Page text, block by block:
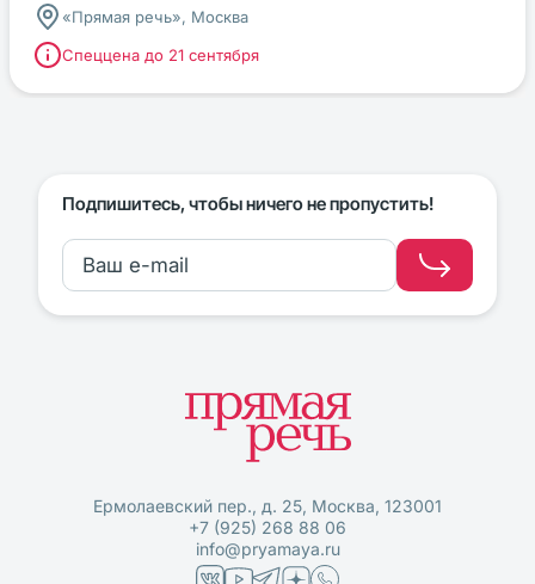
«Прямая речь», Москва
Спеццена до 21 сентября
Подпишитесь, чтобы ничего не пропустить!
Ермолаевский пер., д. 25, Москва, 123001
+7 (925) 268 88 06
info@pryamaya.ru